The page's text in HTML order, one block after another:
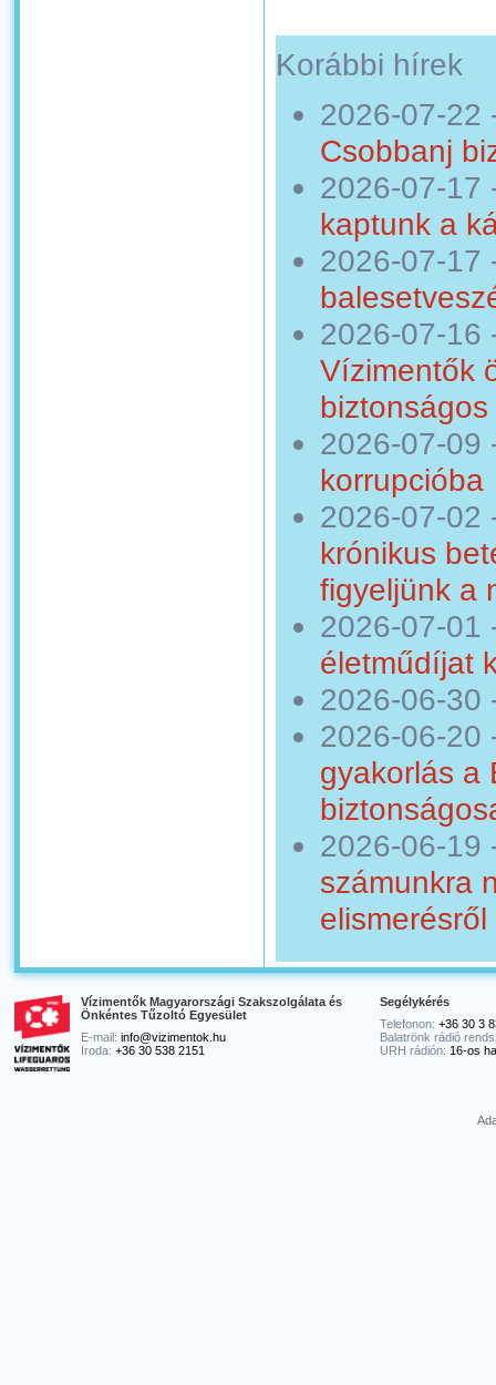
Korábbi hírek
2026-07-22
Csobbanj
2026-07-17
kaptunk a
2026-07-17
2026-07-16
Vízimentők
2026-07-09
korrupcióba
2026-07-02
krónikus
figyeljünk a
2026-07-01
életműdíjat
2026-06-30
2026-06-20
gyakorlás a
2026-06-19
számunkra
elismerésről
Vízimentők Magyarországi Szakszolgálata és
Önkéntes Tűzoltó Egyesület
E-mail: info@vizimentok.hu
Iroda: +36 30 538 2151
Segélykérés
Telefonon: +36 30 3
Balatrönk rádió
URH rádión: 16-os